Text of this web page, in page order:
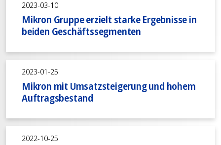
2023-03-10
Mikron Gruppe erzielt starke Ergebnisse in
beiden Geschäftssegmenten
2023-01-25
Mikron mit Umsatzsteigerung und hohem
Auftragsbestand
2022-10-25